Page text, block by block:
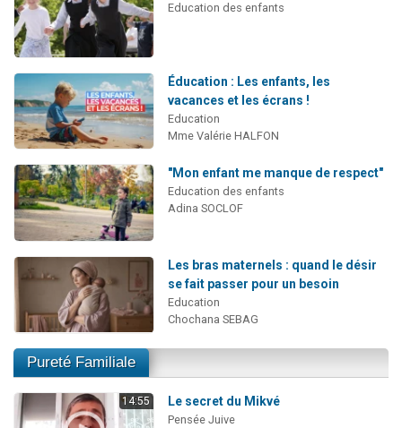
Education des enfants
Éducation : Les enfants, les
vacances et les écrans !
Education
Mme Valérie HALFON
"Mon enfant me manque de respect"
Education des enfants
Adina SOCLOF
Les bras maternels : quand le désir
se fait passer pour un besoin
Education
Chochana SEBAG
Pureté Familiale
14:55 Le secret du Mikvé
Pensée Juive